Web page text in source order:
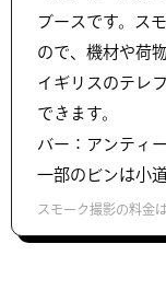
ブースです。ス
ので、機材や荷
イギリスのテレ
できます。
バー：アンティ
一部のビンは小
スモーク撮影の料金